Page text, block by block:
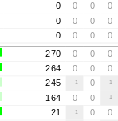
0 0 0 0
0 0 0 0
0 0 0 0
270 0 0 0
264 0 0 0
245 1 0 1
164 0 0 1
21 1 0 0